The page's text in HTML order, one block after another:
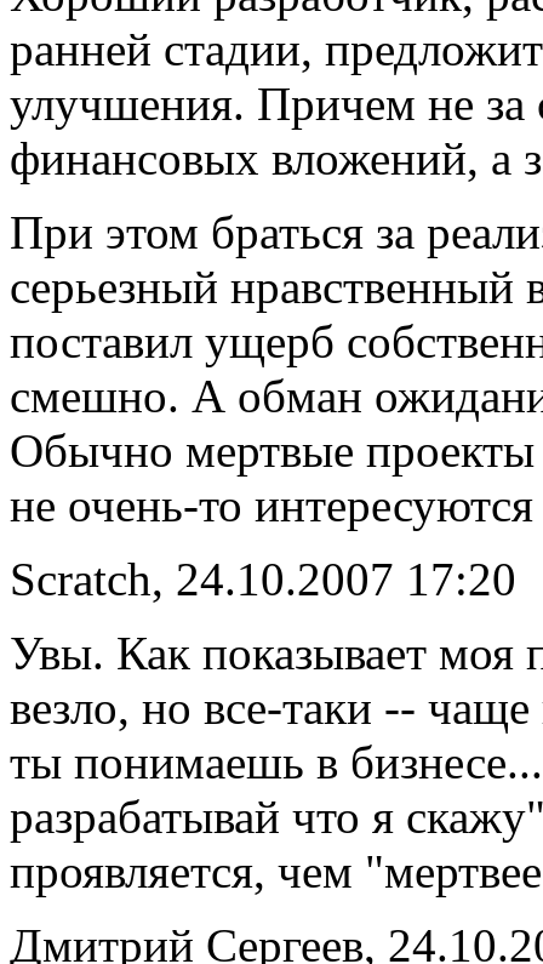
ранней стадии,
улучшения. Причем не за
финансовых вложений, а
При этом браться за
серьезный
поставил ущерб
смешно. А обман
Обычно мертвые проекты
не очень-то интересуются
Scratch, 24.10.2007 17:20
Увы. Как показывает моя
везло, но все-таки -- чаще
ты понимаешь в
разрабатывай что я
проявляется, чем
Дмитрий Сергеев,